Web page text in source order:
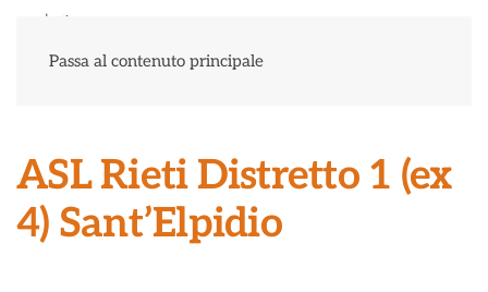
Passa al contenuto principale
ASL Rieti Distretto 1 (ex
4) Sant’Elpidio